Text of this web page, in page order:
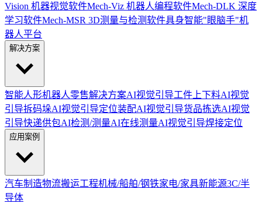
Vision 机器视觉软件Mech-Viz 机器人编程软件Mech-DLK 深度
学习软件Mech-MSR 3D测量与检测软件具身智能"眼脑手"机
器人平台
解决方案
智能人形机器人零售解决方案AI视觉引导工件上下料AI视觉
引导拆码垛AI视觉引导定位装配AI视觉引导货品拣选AI视觉
引导快递供包AI检测/测量AI在线测量AI视觉引导焊接定位
应用案例
汽车制造物流搬运工程机械/船舶/钢铁家电/家具新能源3C/半
导体